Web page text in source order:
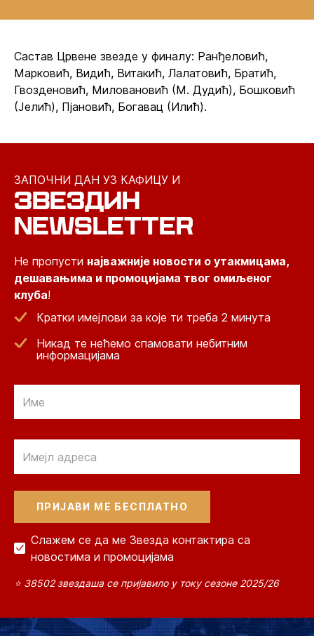
Састав Црвене звезде у финалу: Ранђеловић,
Марковић, Видић, Витакић, Лалатовић, Братић,
Гвозденовић, Миловановић (М. Дудић), Бошковић
(Јелић), Пјановић, Богавац (Илић).
ЗАПОЧНИ ДАН УЗ КАФИЦУ И
ЗВЕЗДИН
NEWSLETTER
Не пропусти најважније новости о утакмицама,
дешавањима и промоцијама твог омиљеног
клуба!
Кратки имејлови за које ти треба 2 минута
Никад те нећемо спамовати небитним
информацијама
Слажем се да ме Звезда контактира са
новостима и промоцијама
⭐ 38502 звездаша се пријавило у току сезоне 2025/26